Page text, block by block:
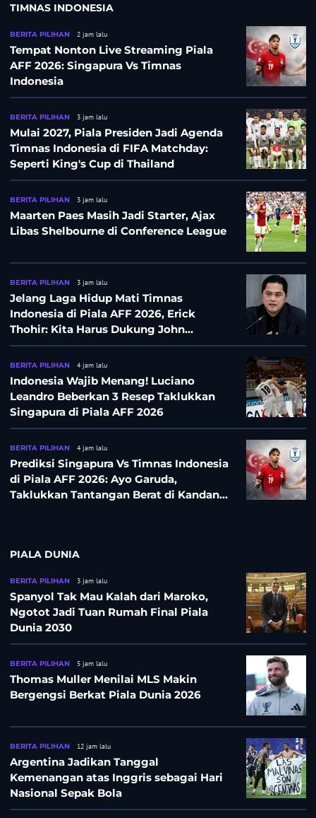
TIMNAS INDONESIA
BERITA PILIHAN 2 jam lalu
Tempat Nonton Live Streaming Piala
AFF 2026: Singapura Vs Timnas
Indonesia
BERITA PILIHAN 3 jam lalu
Mulai 2027, Piala Presiden Jadi Agenda
Timnas Indonesia di FIFA Matchday:
Seperti King's Cup di Thailand
BERITA PILIHAN 3 jam lalu
Maarten Paes Masih Jadi Starter, Ajax
Libas Shelbourne di Conference League
BERITA PILIHAN 3 jam lalu
Jelang Laga Hidup Mati Timnas
Indonesia di Piala AFF 2026, Erick
Thohir: Kita Harus Dukung John
Herdman, Kala Baik dan Tidak Baik
BERITA PILIHAN 4 jam lalu
Indonesia Wajib Menang! Luciano
Leandro Beberkan 3 Resep Taklukkan
Singapura di Piala AFF 2026
BERITA PILIHAN 4 jam lalu
Prediksi Singapura Vs Timnas Indonesia
di Piala AFF 2026: Ayo Garuda,
Taklukkan Tantangan Berat di Kandang
PIALA DUNIA
BERITA PILIHAN 3 jam lalu
Spanyol Tak Mau Kalah dari Maroko,
Ngotot Jadi Tuan Rumah Final Piala
Dunia 2030
BERITA PILIHAN 5 jam lalu
Thomas Muller Menilai MLS Makin
Bergengsi Berkat Piala Dunia 2026
BERITA PILIHAN 12 jam lalu
Argentina Jadikan Tanggal
Kemenangan atas Inggris sebagai Hari
Nasional Sepak Bola